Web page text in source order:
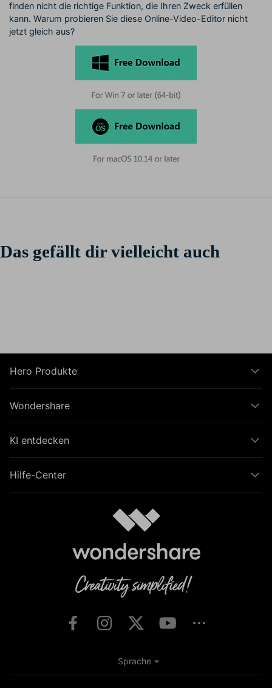
finden nicht die richtige Funktion, die Ihren Zweck erfüllen
kann. Warum probieren Sie diese Online-Video-Editor nicht
jetzt gleich aus?
Das gefällt dir vielleicht auch
Hero Produkte
Wondershare
KI entdecken
Hilfe-Center
Sprache